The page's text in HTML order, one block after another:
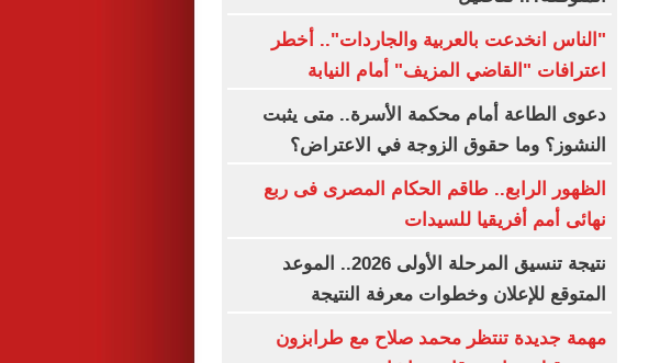
"الناس انخدعت بالعربية والجاردات".. أخطر
اعترافات "القاضي المزيف" أمام النيابة
دعوى الطاعة أمام محكمة الأسرة.. متى يثبت
النشوز؟ وما حقوق الزوجة في الاعتراض؟
الظهور الرابع.. طاقم الحكام المصرى فى ربع
نهائى أمم أفريقيا للسيدات
نتيجة تنسيق المرحلة الأولى 2026.. الموعد
المتوقع للإعلان وخطوات معرفة النتيجة
مهمة جديدة تنتظر محمد صلاح مع طرابزون